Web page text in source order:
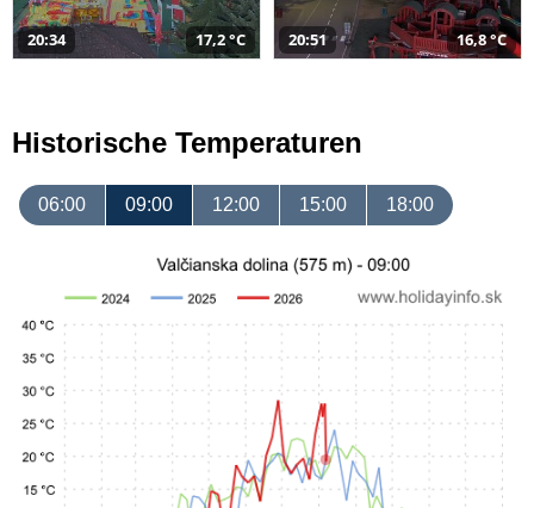
20:34 17,2 °C 20:51 16,8 °C
Historische Temperaturen
06:00 09:00 12:00 15:00 18:00